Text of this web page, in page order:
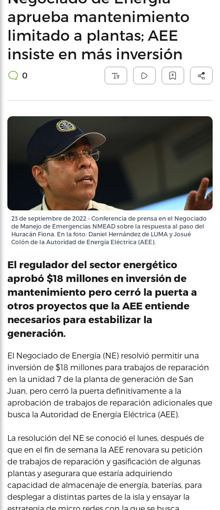
aprueba mantenimiento
limitado a plantas; AEE
insiste en más inversión
0
23 de septiembre de 2022 - Conferencia de prensa en el Negociado
de Manejo de Emergencias NMEAD sobre la respuesta al paso del
Huracán Fiona. En la foto: Daniel Hernández de LUMA y Josué
Colón de la Autoridad de Energía Eléctrica (AEE).
El regulador del sector energético
aprobó $18 millones en inversión de
mantenimiento pero cerró la puerta a
otros proyectos que la AEE entiende
necesarios para estabilizar la
generación.
El Negociado de Energía (NE) resolvió permitir una
inversión de $18 millones para trabajos de reparación
en la unidad 7 de la planta de generación de San
Juan, pero cerró la puerta definitivamente a la
aprobación de trabajos de reparación adicionales que
busca la Autoridad de Energía Eléctrica (AEE).
La resolución del NE se conoció el lunes, después de
que en el fin de semana la AEE renovara su petición
de trabajos de reparación y gasificación de algunas
plantas y asegurara que estaría adquiriendo
capacidad de almacenaje de energía, baterías, para
desplegar a distintas partes de la isla y ensayar la